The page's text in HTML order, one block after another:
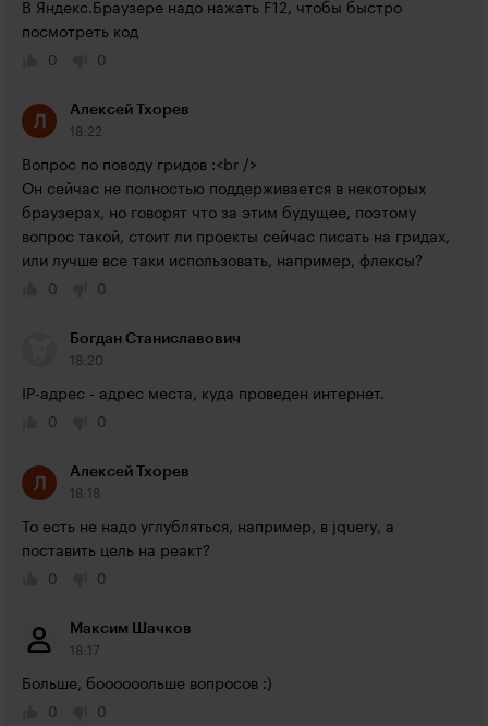
В Яндекс.Браузере надо нажать F12, чтобы быстро
посмотреть код
0
0
Алексей Тхорев
18:22
Вопрос по поводу гридов :<br />
Он сейчас не полностью поддерживается в некоторых
браузерах, но говорят что за этим будущее, поэтому
вопрос такой, стоит ли проекты сейчас писать на гридах,
или лучше все таки использовать, например, флексы?
0
0
Богдан Станиславович
18:20
IP-адрес - адрес места, куда проведен интернет.
0
0
Алексей Тхорев
18:18
То есть не надо углубляться, например, в jquery, а
поставить цель на реакт?
0
0
Максим Шачков
18:17
Больше, боооооольше вопросов :)
0
0